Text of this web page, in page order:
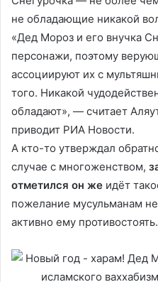
не обладающие никакой
«Дед Мороз и его внучка
персонажи, поэтому
ассоциируют их с
того. Никакой
обладают», — считает
приводит РИА Новости.
А кто-то утверждал
случае с многоженством,
отметился он же идёт
пожелание мусульманам
активно ему противостоять.